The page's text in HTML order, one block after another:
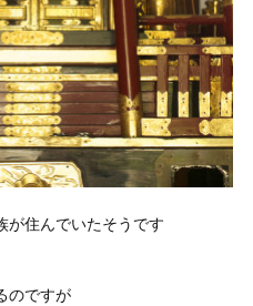
が住んでいたそうです
のですが